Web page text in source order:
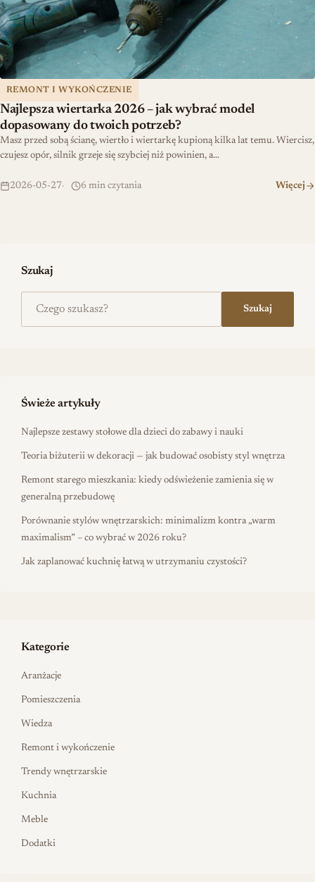
REMONT I WYKOŃCZENIE
Najlepsza wiertarka 2026 – jak wybrać model
dopasowany do twoich potrzeb?
Masz przed sobą ścianę, wiertło i wiertarkę kupioną kilka lat temu. Wiercisz,
czujesz opór, silnik grzeje się szybciej niż powinien, a…
2026-05-27 6 min czytania Więcej
Szukaj
Szukaj
Świeże artykuły
Najlepsze zestawy stołowe dla dzieci do zabawy i nauki
Teoria biżuterii w dekoracji — jak budować osobisty styl wnętrza
Remont starego mieszkania: kiedy odświeżenie zamienia się w
generalną przebudowę
Porównanie stylów wnętrzarskich: minimalizm kontra „warm
maximalism” – co wybrać w 2026 roku?
Jak zaplanować kuchnię łatwą w utrzymaniu czystości?
Kategorie
Aranżacje
Pomieszczenia
Wiedza
Remont i wykończenie
Trendy wnętrzarskie
Kuchnia
Meble
Dodatki